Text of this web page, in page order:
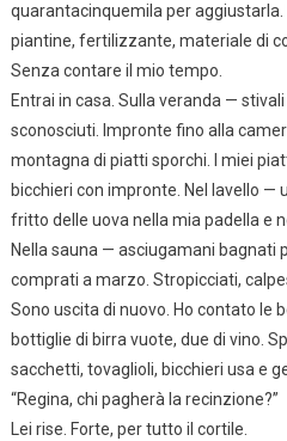
quarantacinquemila per
piantine, fertilizzante, materiale di
Senza contare il mio tempo.
Entrai in casa. Sulla veranda —
sconosciuti. Impronte fino alla
montagna di piatti sporchi. I miei
bicchieri con impronte. Nel lavello —
fritto delle uova nella mia padella e
Nella sauna — asciugamani bagnati
comprati a marzo. Stropicciati,
Sono uscita di nuovo. Ho contato le
bottiglie di birra vuote, due di vino.
sacchetti, tovaglioli, bicchieri usa e
“Regina, chi pagherà la recinzione?”
Lei rise. Forte, per tutto il cortile.